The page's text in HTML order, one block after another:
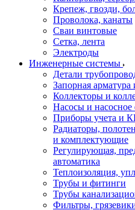
Крепеж, гвозди,
Проволока, канаты
Сваи винтовые
Сетка, лента
Электроды
Инженерные системы
Детали
Запорная
Коллекторы и
Насосы и насосное
Приборы учета и
Радиаторы,
и комплектующие
Регулирующая,
автоматика
Теплоизоляция,
Трубы и фитинги
Трубы
Фильтры,